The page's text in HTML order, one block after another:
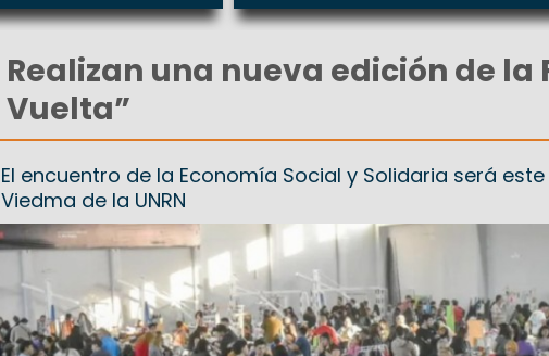
Realizan una nueva edición de la
Vuelta”
El encuentro de la Economía Social y Solidaria será
Viedma de la UNRN